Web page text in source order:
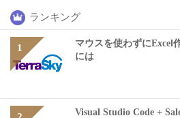
ランキング
マウスを使わずにExcel
には
Visual Studio Code +